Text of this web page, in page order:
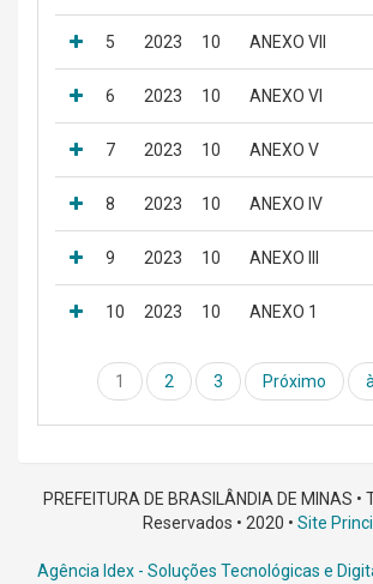
5 2023 10 ANEXO VII
6 2023 10 ANEXO VI
7 2023 10 ANEXO V
8 2023 10 ANEXO IV
9 2023 10 ANEXO III
10 2023 10 ANEXO 1
1 2 3 Próximo
PREFEITURA DE BRASILÂNDIA DE MINAS
Reservados • 2020 • Site
Agência Idex - Soluções Tecnológicas e